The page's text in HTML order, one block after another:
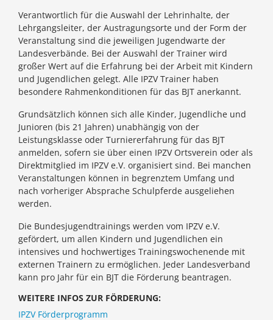
Verantwortlich für die Auswahl der Lehrinhalte, der
Lehrgangsleiter, der Austragungsorte und der Form der
Veranstaltung sind die jeweiligen Jugendwarte der
Landesverbände. Bei der Auswahl der Trainer wird
großer Wert auf die Erfahrung bei der Arbeit mit Kindern
und Jugendlichen gelegt. Alle IPZV Trainer haben
besondere Rahmenkonditionen für das BJT anerkannt.
Grundsätzlich können sich alle Kinder, Jugendliche und
Junioren (bis 21 Jahren) unabhängig von der
Leistungsklasse oder Turniererfahrung für das BJT
anmelden, sofern sie über einen IPZV Ortsverein oder als
Direktmitglied im IPZV e.V. organisiert sind. Bei manchen
Veranstaltungen können in begrenztem Umfang und
nach vorheriger Absprache Schulpferde ausgeliehen
werden.
Die Bundesjugendtrainings werden vom IPZV e.V.
gefördert, um allen Kindern und Jugendlichen ein
intensives und hochwertiges Trainingswochenende mit
externen Trainern zu ermöglichen. Jeder Landesverband
kann pro Jahr für ein BJT die Förderung beantragen.
WEITERE INFOS ZUR FÖRDERUNG:
IPZV Förderprogramm